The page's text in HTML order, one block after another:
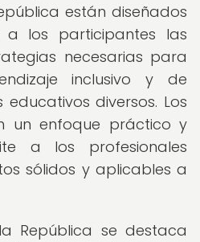
están diseñados
los participantes las
necesarias para
inclusivo y de
diversos. Los
un enfoque práctico y
a los profesionales
sólidos y aplicables a
República se destaca